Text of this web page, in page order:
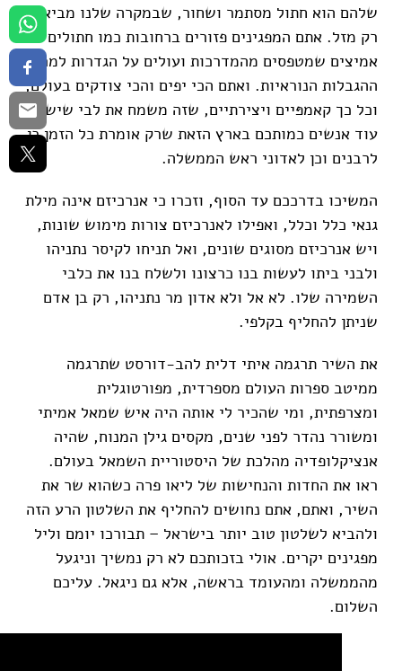
שלהם הוא חתול מסתמר ושחור, שבמקרה שלנו מביא
רק מזל. אתם המפגינים פזורים ברחובות כמו חתולים
אמיצים שמטפסים מהמדרכות ועולים על הגדרות למרות
ההגבלות הנוראיות. ואתם הכי יפים והכי צודקים בעולם,
וכל כך קאמפּיים ויצירתיים, שזה משמח את לבי שיש
עוד אנשים כמותכם בארץ הזאת שרק אומרת כל הזמן כן
לרבנים וכן לאדוני ראש הממשלה.
המשיכו בדרככם עד הסוף, וזכרו כי אנרכיזם אינה מילת
גנאי כלל וכלל, ואפילו לאנרכיזם צורות מימוש שונות,
ויש אנרכיזם מסוגים שונים, ואל תניחו לקיסר נתניהו
ולבני ביתו לעשות בנו כרצונו ולשלח בנו את כלבי
השמירה שלו. לא אל ולא אדון מר נתניהו, רק בן אדם
שניתן להחליף בקלפי.
את השיר תרגמה איתי דלית להב-דורסט שתרגמה
ממיטב ספרות העולם מספרדית, מפורטוגלית
ומצרפתית, ומי שהכיר לי אותה היה איש שמאל אמיתי
ומשורר נהדר לפני שנים, מקסים גילן המנוח, שהיה
אנציקלופדיה מהלכת של היסטוריית השמאל בעולם.
ראו את החדות והנחישות של ליאו פרה כשהוא שר את
השיר, ואתם, אתם נחושים להחליף את השלטון הרע הזה
ולהביא לשלטון טוב יותר בישראל – תבורכו יומם וליל
מפגינים יקרים. אולי בזכותכם לא רק נמשיך וניגעל
מהממשלה ומהעומד בראשה, אלא גם ניגאל. עליכם
השלום.